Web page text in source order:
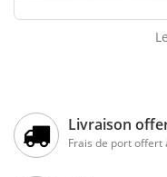
Livraison
Frais de port offert